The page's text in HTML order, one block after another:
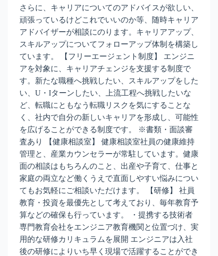
さらに、キャリアについてのアドバイスが欲しい、
頑張っているけどこれでいいのか等、随時キャリア
アドバイザーが相談にのります。キャリアアップ、
スキルアップについてフォローアップ体制を構築し
ています。 【フリーエージェント制度】 エンジニ
アを対象に、キャリアチェンジを支援する制度で
す。新たな職種へ挑戦したい、スキルアップをした
い、U・Iターンしたい、上流工程へ挑戦したいな
ど、転職にともなう転職リスクを気にすることな
く、社内で自分の新しいキャリアを形成し、可能性
を広げることができる制度です。 ※書類・面談審
査あり 【健康相談室】 健康相談室社員の健康維持
管理と、産業カウンセラーが常駐しています。健康
面の相談はもちろんのこと、出産や子育て、仕事と
家庭の両立など働くうえで直面しやすい悩みについ
てもお気軽にご相談いただけます。 【研修】 社員
教育・投資を最優先として考えており、毎年教育予
算などの確保も行っています。 ・提携する技術者
専門教育会社をエンジニア教育機関と位置づけ、実
用的な研修カリキュラムを展開 エンジニアは入社
後の研修によりいち早く現場で活躍することができ